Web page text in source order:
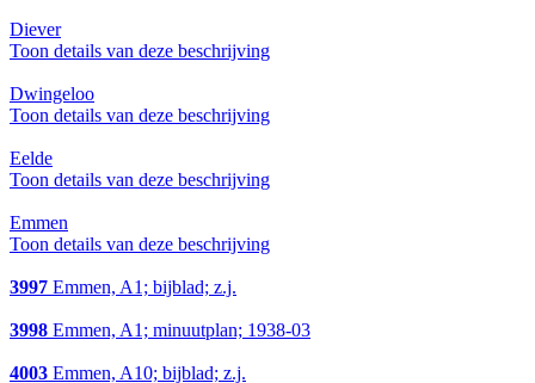
Diever
Toon details van deze beschrijving
Dwingeloo
Toon details van deze beschrijving
Eelde
Toon details van deze beschrijving
Emmen
Toon details van deze beschrijving
3997 Emmen, A1; bijblad; z.j.
3998 Emmen, A1; minuutplan; 1938-03
4003 Emmen, A10; bijblad; z.j.